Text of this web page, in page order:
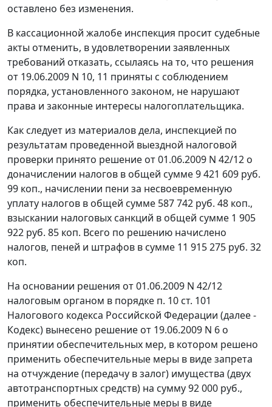
оставлено без изменения.
В кассационной жалобе инспекция просит судебные
акты отменить, в удовлетворении заявленных
требований отказать, ссылаясь на то, что решения
от 19.06.2009 N 10, 11 приняты с соблюдением
порядка, установленного законом, не нарушают
права и законные интересы налогоплательщика.
Как следует из материалов дела, инспекцией по
результатам проведенной выездной налоговой
проверки принято решение от 01.06.2009 N 42/12 о
доначислении налогов в общей сумме 9 421 609 руб.
99 коп., начислении пени за несвоевременную
уплату налогов в общей сумме 587 742 руб. 48 коп.,
взыскании налоговых санкций в общей сумме 1 905
922 руб. 85 коп. Всего по решению начислено
налогов, пеней и штрафов в сумме 11 915 275 руб. 32
коп.
На основании решения от 01.06.2009 N 42/12
налоговым органом в порядке п. 10 ст. 101
Налогового кодекса Российской Федерации (далее -
Кодекс) вынесено решение от 19.06.2009 N 6 о
принятии обеспечительных мер, в котором решено
применить обеспечительные меры в виде запрета
на отчуждение (передачу в залог) имущества (двух
автотранспортных средств) на сумму 92 000 руб.,
применить обеспечительные меры в виде